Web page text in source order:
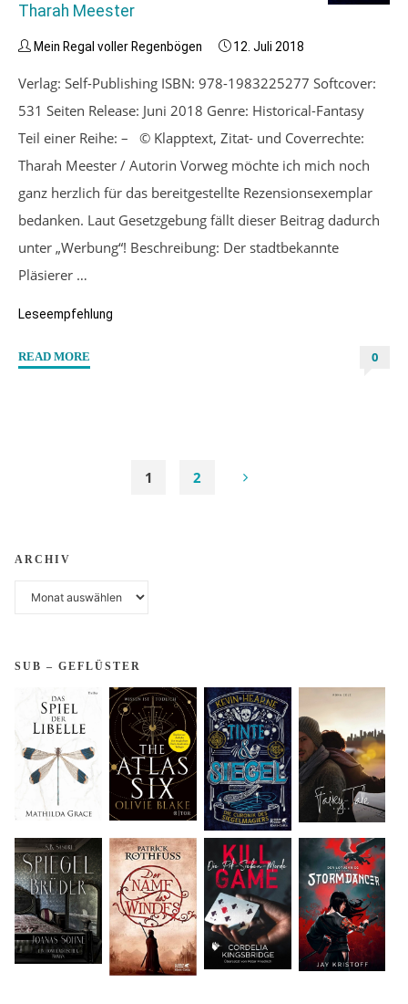
Tharah Meester
Mein Regal voller Regenbögen 12. Juli 2018
Verlag: Self-Publishing ISBN: 978-1983225277 Softcover:
531 Seiten Release: Juni 2018 Genre: Historical-Fantasy
Teil einer Reihe: – © Klapptext, Zitat- und Coverrechte:
Tharah Meester / Autorin Vorweg möchte ich mich noch
ganz herzlich für das bereitgestellte Rezensionsexemplar
bedanken. Laut Gesetzgebung fällt dieser Beitrag dadurch
unter „Werbung“! Beschreibung: Der stadtbekannte
Pläsierer …
Leseempfehlung
READ MORE 0
1 2
ARCHIV
SUB – GEFLÜSTER